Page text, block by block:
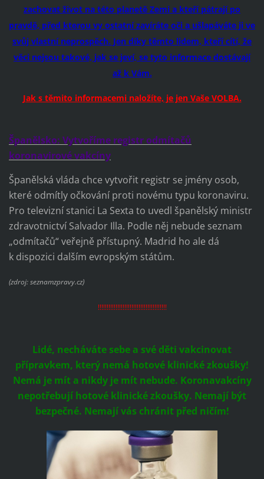
zachovat život na této planetě Zemi a kteří pátrají po
pravdě, před kterou vy ostatní zavíráte oči a ušlapáváte ji ve
svůj vlastní neprospěch. Jen díky těmto lidem, kteří cítí, že
věci nejsou takové, jak se jeví, se tyto informace dostávají
až k Vám.
Jak s těmito informacemi naložíte, je jen Vaše VOLBA.
Španělsko: Vytvoříme registr odmítačů
koronavirové vakcíny
Španělská vláda chce vytvořit registr se jmény osob,
které odmítly očkování proti novému typu koronaviru.
Pro televizní stanici La Sexta to uvedl španělský ministr
zdravotnictví Salvador Illa. Podle něj nebude seznam
„odmítačů“ veřejně přístupný. Madrid ho ale dá
k dispozici dalším evropským státům.
(zdroj: seznamzpravy.cz)
!!!!!!!!!!!!!!!!!!!!!!!!!!!!!!!!!!!!!!!
Lidé, necháváte sebe a své děti vakcinovat
přípravkem, který nemá hotové klinické zkoušky!
Nemá je mít a nikdy je mít nebude. Koronavakcíny
nepotřebují hotové klinické zkoušky. Nemají být
bezpečné. Nemají vás chránit před ničím!